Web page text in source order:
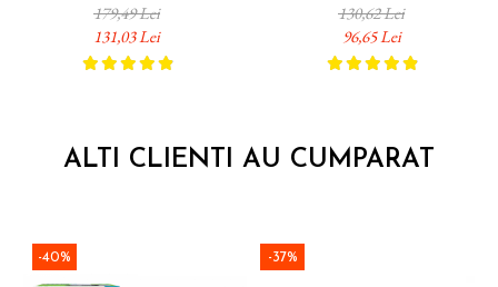
industriala 2112283
179,49 Lei
131,03 Lei
130,62 Lei
96,65 Lei
ALTI CLIENTI AU CUMPARAT
-40% -37%